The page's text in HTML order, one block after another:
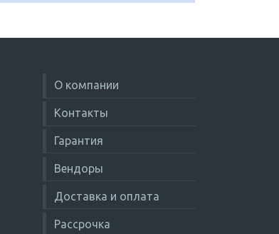
О компании
Контакты
Гарантия
Вендоры
Доставка и оплата
Рассрочка